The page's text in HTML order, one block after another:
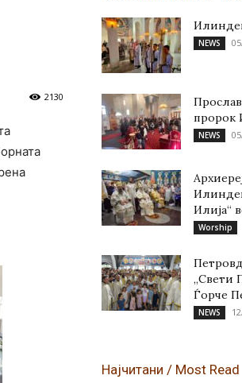
2130
NEWS
пророк
NEWS
Илија“
Worship
„Свети
Ѓорче
NEWS
Најчитани / Most Read